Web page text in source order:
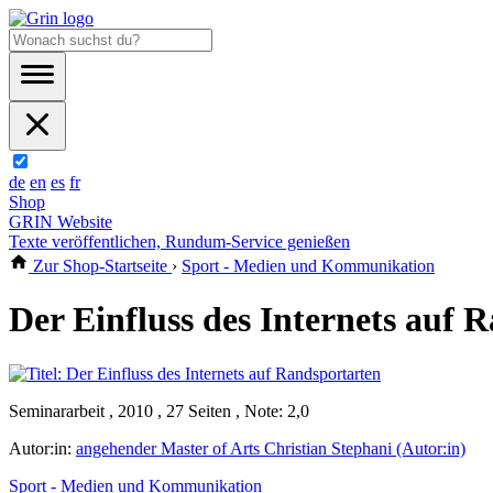
de en es fr
Shop
GRIN Website
Texte veröffentlichen, Rundum-Service genießen
Zur Shop-Startseite › Sport - Medien und Kommunikation
Der Einfluss des Internets auf
Seminararbeit , 2010 , 27 Seiten , Note: 2,0
Autor:in: angehender Master of Arts Christian Stephani (Autor:in)
Sport - Medien und Kommunikation